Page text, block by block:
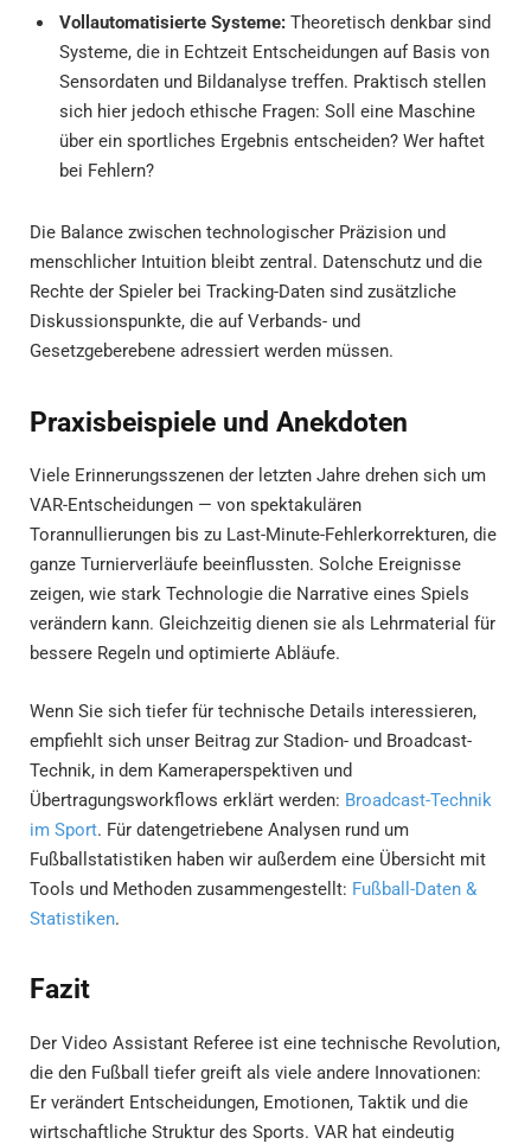
Vollautomatisierte Systeme: Theoretisch denkbar sind
Systeme, die in Echtzeit Entscheidungen auf Basis von
Sensordaten und Bildanalyse treffen. Praktisch stellen
sich hier jedoch ethische Fragen: Soll eine Maschine
über ein sportliches Ergebnis entscheiden? Wer haftet
bei Fehlern?
Die Balance zwischen technologischer Präzision und
menschlicher Intuition bleibt zentral. Datenschutz und die
Rechte der Spieler bei Tracking-Daten sind zusätzliche
Diskussionspunkte, die auf Verbands- und
Gesetzgeberebene adressiert werden müssen.
Praxisbeispiele und Anekdoten
Viele Erinnerungsszenen der letzten Jahre drehen sich um
VAR-Entscheidungen — von spektakulären
Torannullierungen bis zu Last-Minute-Fehlerkorrekturen, die
ganze Turnierverläufe beeinflussten. Solche Ereignisse
zeigen, wie stark Technologie die Narrative eines Spiels
verändern kann. Gleichzeitig dienen sie als Lehrmaterial für
bessere Regeln und optimierte Abläufe.
Wenn Sie sich tiefer für technische Details interessieren,
empfiehlt sich unser Beitrag zur Stadion- und Broadcast-
Technik, in dem Kameraperspektiven und
Übertragungsworkflows erklärt werden: Broadcast-Technik
im Sport. Für datengetriebene Analysen rund um
Fußballstatistiken haben wir außerdem eine Übersicht mit
Tools und Methoden zusammengestellt: Fußball-Daten &
Statistiken.
Fazit
Der Video Assistant Referee ist eine technische Revolution,
die den Fußball tiefer greift als viele andere Innovationen:
Er verändert Entscheidungen, Emotionen, Taktik und die
wirtschaftliche Struktur des Sports. VAR hat eindeutig